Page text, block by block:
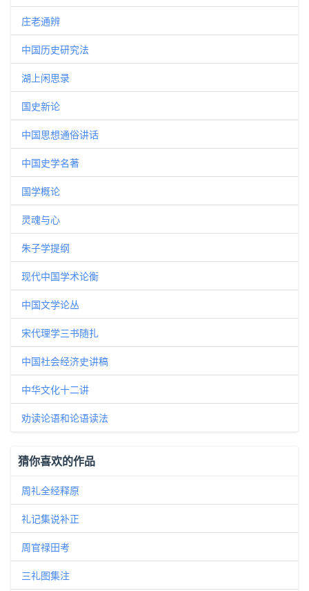
庄老通辨
中国历史研究法
湖上闲思录
国史新论
中国思想通俗讲话
中国史学名著
国学概论
灵魂与心
朱子学提纲
现代中国学术论衡
中国文学论丛
宋代理学三书随扎
中国社会经济史讲稿
中华文化十二讲
劝读论语和论语读法
猜你喜欢的作品
周礼全经释原
礼记集说补正
周官禄田考
三礼图集注